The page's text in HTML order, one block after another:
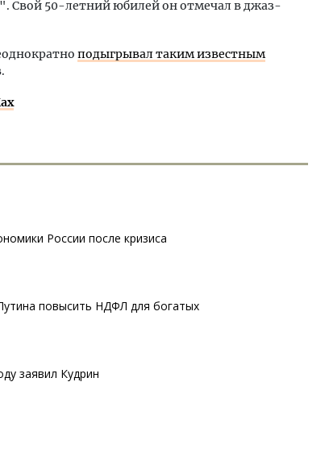
Свой 50-летний юбилей он отмечал в джаз-
подыгрывал таким известным
России после кризиса
повысить НДФЛ для богатых
заявил Кудрин